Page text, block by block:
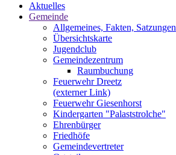
Aktuelles
Gemeinde
Allgemeines, Fakten, Satzungen
Übersichtskarte
Jugendclub
Gemeindezentrum
Raumbuchung
Feuerwehr Dreetz
(externer Link)
Feuerwehr Giesenhorst
Kindergarten "Palaststrolche"
Ehrenbürger
Friedhöfe
Gemeindevertreter